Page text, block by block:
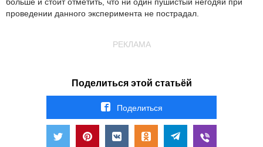
больше и стоит отметить, что ни один пушистый негодяй при
проведении данного эксперимента не пострадал.
РЕКЛАМА
Поделиться этой статьёй
Поделиться